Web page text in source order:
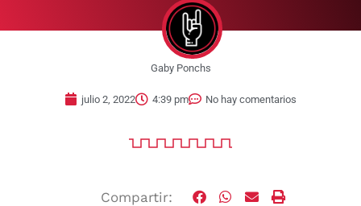
Gaby Ponchs
julio 2, 2022 4:39 pm No hay comentarios
Compartir: